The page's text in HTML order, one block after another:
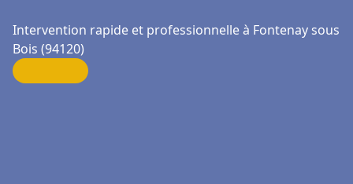
Intervention rapide et professionnelle à Fontenay sous
Bois (94120)